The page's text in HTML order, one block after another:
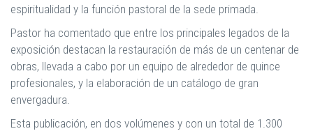
espiritualidad y la función pastoral de la sede primada.
Pastor ha comentado que entre los principales legados de la
exposición destacan la restauración de más de un centenar de
obras, llevada a cabo por un equipo de alrededor de quince
profesionales, y la elaboración de un catálogo de gran
envergadura.
Esta publicación, en dos volúmenes y con un total de 1.300